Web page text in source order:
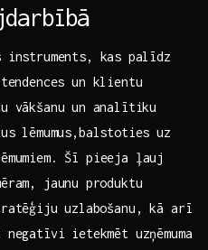
kas⁢ palīdz
un‍ klientu
vākšanu⁣ un analītiku
⁤lēmumus,balstoties uz​
Šī pieeja ļauj‍
jaunu ⁣produktu
⁢uzlabošanu, kā arī
ietekmēt uzņēmuma